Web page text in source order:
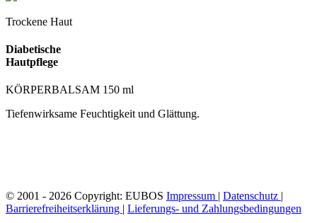
Trockene Haut
Diabetische
Hautpflege
KÖRPERBALSAM 150 ml
Tiefenwirksame Feuchtigkeit und Glättung.
© 2001 - 2026 Copyright: EUBOS Impressum | Datenschutz |
Barrierefreiheitserklärung | Lieferungs- und Zahlungsbedingungen